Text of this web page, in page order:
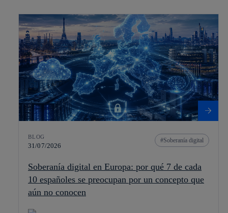
BLOG
31/07/2026
Soberanía digital
Soberanía digital en Europa: por qué 7 de cada
10 españoles se preocupan por un concepto que
aún no conocen